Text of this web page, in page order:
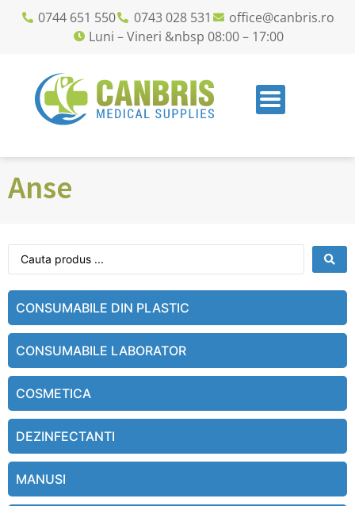
0744 651 550 0743 028 531
office@canbris.ro
Luni – Vineri &nbsp 08:00 – 17:00
Anse
CONSUMABILE DIN PLASTIC
CONSUMABILE LABORATOR
COSMETICA
DEZINFECTANTI
MANUSI